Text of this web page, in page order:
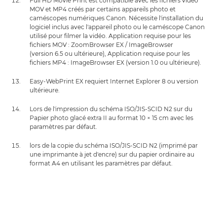
MOV et MP4 créés par certains appareils photo et
caméscopes numériques Canon. Nécessite l'installation du
logiciel inclus avec l'appareil photo ou le caméscope Canon
utilisé pour filmer la vidéo. Application requise pour les
fichiers MOV : ZoomBrowser EX / ImageBrowser
(version 6.5 ou ultérieure), Application requise pour les
fichiers MP4 : ImageBrowser EX (version 1.0 ou ultérieure).
Easy-WebPrint EX requiert Internet Explorer 8 ou version
ultérieure.
Lors de l'impression du schéma ISO/JIS-SCID N2 sur du
Papier photo glacé extra II au format 10 × 15 cm avec les
paramètres par défaut.
lors de la copie du schéma ISO/JIS-SCID N2 (imprimé par
une imprimante à jet d'encre) sur du papier ordinaire au
format A4 en utilisant les paramètres par défaut.